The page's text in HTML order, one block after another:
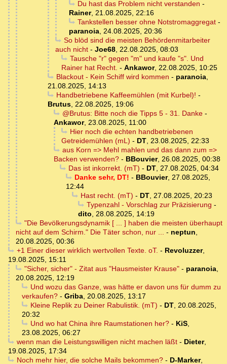
Du hast das Problem nicht verstanden -
Rainer, 21.08.2025, 22:16
Tankstellen besser ohne Notstromaggregat-
paranoia, 24.08.2025, 20:36
So blöd sind die meisten Behördenmitarbeiter
auch nicht - Joe68, 22.08.2025, 08:03
Tausche "r" gegen "m" und kaufe "s". Und
Rainer hat Recht. - Ankawor, 22.08.2025, 10:25
Blackout - Kein Schiff wird kommen - paranoia,
21.08.2025, 14:13
Handbetriebene Kaffeemühlen (mit Kurbel)! -
Brutus, 22.08.2025, 19:06
@Brutus: Bitte noch die Tipps 5 - 31. Danke-
Ankawor, 23.08.2025, 11:00
Hier noch die echten handbetriebenen
Getreidemühlen (mL) - DT, 23.08.2025, 22:33
aus Korn => Mehl mahlen und das dann zum =>
Backen verwenden? - BBouvier, 26.08.2025, 00:38
Das ist inkorrekt. (mT) - DT, 27.08.2025, 04:34
Danke sehr, DT! - BBouvier, 27.08.2025,
12:44
Hast recht. (mT) - DT, 27.08.2025, 20:23
Typenzahl - Vorschlag zur Präzisierung -
dito, 28.08.2025, 14:19
"Die Bevölkerungsdynamik [ ... ] haben die meisten überhaupt
nicht auf dem Schirm." Die Täter schon, nur ... - neptun,
20.08.2025, 00:36
+1 Einer dieser wirklich wertvollen Texte. oT. - Revoluzzer,
19.08.2025, 15:11
"Sicher, sicher" - Zitat aus "Hausmeister Krause"- paranoia,
20.08.2025, 12:19
Und wozu das Ganze, was hätte er davon uns für dumm zu
verkaufen? - Griba, 20.08.2025, 13:17
Kleine Replik zu Deiner Rabulistik. (mT) - DT, 20.08.2025,
20:32
Und wo hat China ihre Raumstationen her?- KiS,
23.08.2025, 06:27
wenn man die Leistungswilligen nicht machen läßt- Dieter,
19.08.2025, 17:34
Noch mehr hier, die solche Mails bekommen?- D-Marker,